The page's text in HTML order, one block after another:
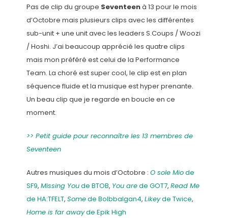
Pas de clip du groupe Seventeenà 13 pour le mois
d’Octobre mais plusieurs clips avec les différentes
sub-unit + une unit avec les leaders S.Coups / Woozi
/ Hoshi. J’ai beaucoup apprécié les quatre clips
mais mon préféré est celui de la Performance
Team. La choré est super cool, le clip est en plan
séquence fluide et la musique est hyper prenante.
Un beau clip que je regarde en boucle en ce
moment.
>> Petit guide pour reconnaître les 13 membres de
Seventeen
Autres musiques du mois d’Octobre : O sole Miode
SF9, Missing Youde BTOB, You arede GOT7, Read Me
de HA:TFELT, Somede Bolbbalgan4, Likeyde Twice,
Home is far awayde Epik High